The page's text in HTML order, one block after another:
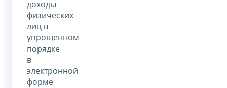
доходы
физических
лиц в
упрощенном
порядке
в
электронной
форме